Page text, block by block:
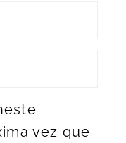
vez que